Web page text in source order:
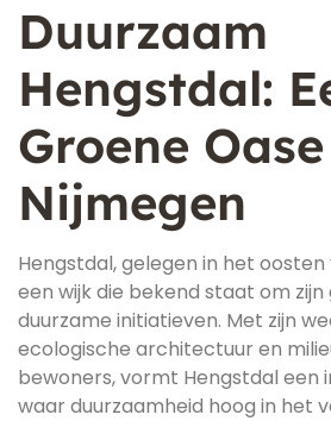
Duurzaam
Hengstdal:
Groene
Nijmegen
Hengstdal, gelegen in het oosten
een wijk die bekend staat om
duurzame initiatieven. Met zijn
ecologische architectuur en
bewoners, vormt Hengstdal een
waar duurzaamheid hoog in het